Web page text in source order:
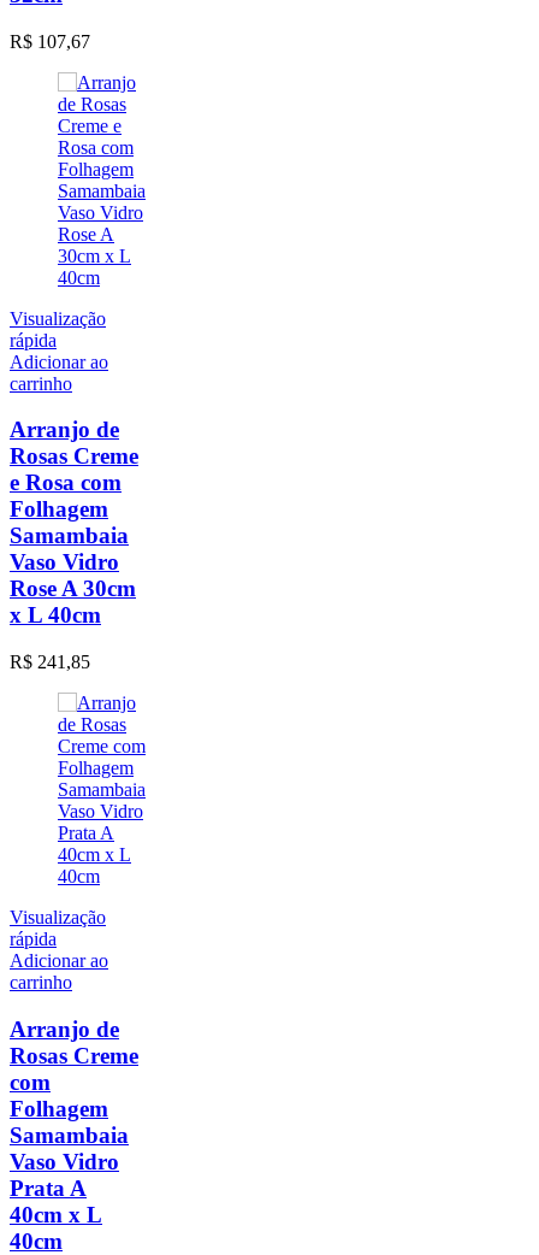
R$ 107,67
Visualização
rápida
Adicionar ao
carrinho
Arranjo de
Rosas Creme
e Rosa com
Folhagem
Samambaia
Vaso Vidro
Rose A 30cm
x L 40cm
R$ 241,85
Visualização
rápida
Adicionar ao
carrinho
Arranjo de
Rosas Creme
com
Folhagem
Samambaia
Vaso Vidro
Prata A
40cm x L
40cm